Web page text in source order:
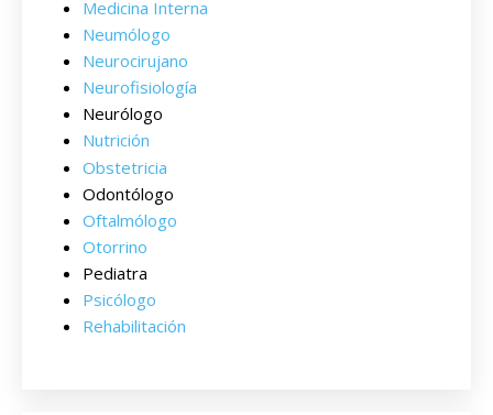
Medicina Interna
Neumólogo
Neurocirujano
Neurofisiología
Neurólogo
Nutrición
Obstetricia
Odontólogo
Oftalmólogo
Otorrino
Pediatra
Psicólogo
Rehabilitación